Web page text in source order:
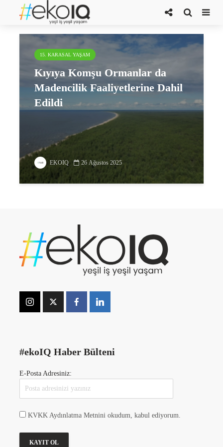
Kışladağ Altın Madeni
15. KARASAL YAŞAM
Kıyıya Komşu Ormanlar da
Madencilik Faaliyetlerine Dahil
Edildi
EKOIQ 26 Ağustos 2025
#ekoIQ Haber Bülteni
E-Posta Adresiniz:
KVKK Aydınlatma Metnini okudum, kabul ediyorum.